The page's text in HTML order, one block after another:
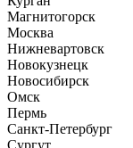
Магнитогорск
Москва
Нижневартовск
Новокузнецк
Новосибирск
Омск
Пермь
Санкт-Петербург
Сургут